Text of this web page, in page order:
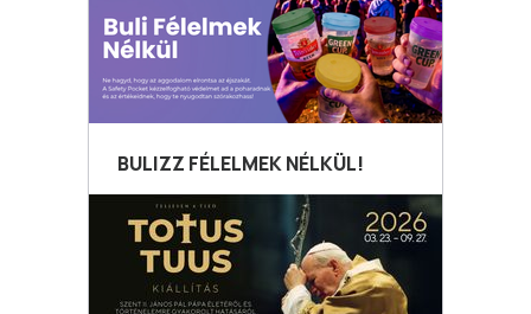
BULIZZ FÉLELMEK NÉLKÜL!